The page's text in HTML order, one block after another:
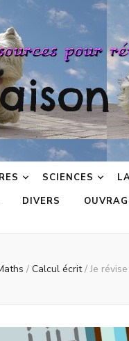
SCIENCES
DIVERS
/ Calcul écrit/ Je